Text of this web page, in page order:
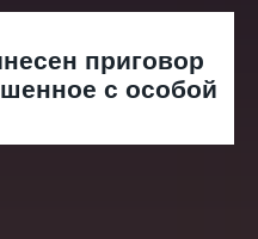
приговор
с особой